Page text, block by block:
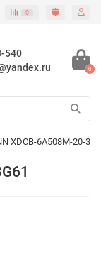
0
540
0
XDCB-6A508M-20-